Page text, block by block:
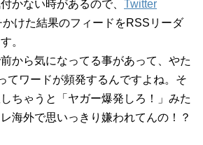
かない時があるので、 Twitter
かけた結果のフィードをRSSリーダ
。
から気になってる事があって、やた
てワードが頻発するんですよね。そ
ちゃうと「ヤガー爆発しろ！」みた
海外で思いっきり嫌われてんの！？